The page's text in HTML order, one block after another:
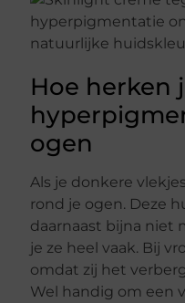
Hoe herken
ogen
Als je donkere
rond je ogen. Deze
daarnaast bijna niet
je ze heel vaak. Bij
omdat zij het
Wel handig om een